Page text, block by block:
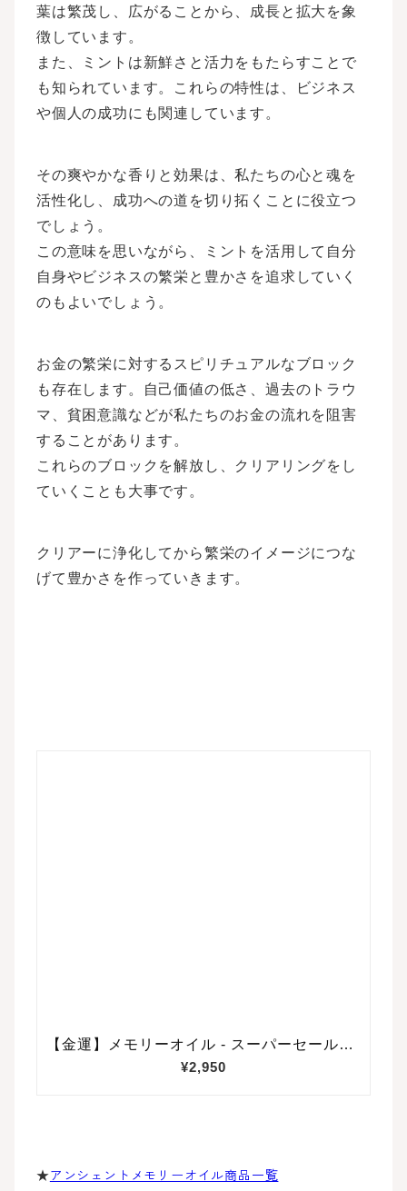
葉は繁茂し、広がることから、成長と拡大を象
徴しています。
また、ミントは新鮮さと活力をもたらすことで
も知られています。これらの特性は、ビジネス
や個人の成功にも関連しています。
その爽やかな香りと効果は、私たちの心と魂を
活性化し、成功への道を切り拓くことに役立つ
でしょう。
この意味を思いながら、ミントを活用して自分
自身やビジネスの繁栄と豊かさを追求していく
のもよいでしょう。
お金の繁栄に対するスピリチュアルなブロック
も存在します。自己価値の低さ、過去のトラウ
マ、貧困意識などが私たちのお金の流れを阻害
することがあります。
これらのブロックを解放し、クリアリングをし
ていくことも大事です。
クリアーに浄化してから繁栄のイメージにつな
げて豊かさを作っていきます。
★アンシェントメモリーオイル商品一覧